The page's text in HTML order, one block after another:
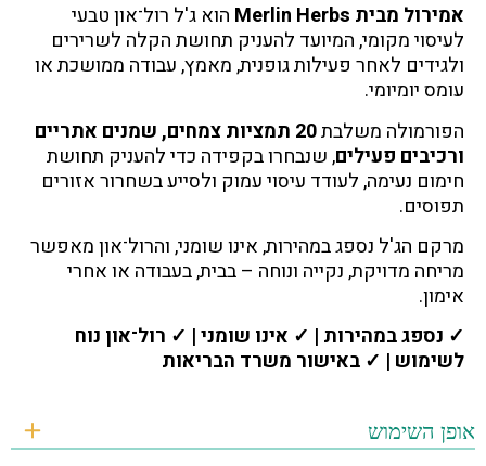
אמירול מבית Merlin Herbs
הוא ג'ל רול־און טבעי
לעיסוי מקומי, המיועד להעניק תחושת הקלה לשרירים
ולגידים לאחר פעילות גופנית, מאמץ, עבודה ממושכת או
עומס יומיומי.
הפורמולה משלבת
20 תמציות צמחים, שמנים אתריים
ורכיבים פעילים, שנבחרו בקפידה כדי להעניק תחושת
חימום נעימה, לעודד עיסוי עמוק ולסייע בשחרור אזורים
תפוסים.
מרקם הג'ל נספג במהירות, אינו שומני, והרול־און מאפשר
מריחה מדויקת, נקייה ונוחה – בבית, בעבודה או אחרי
אימון.
✓ נספג במהירות | ✓ אינו שומני | ✓ רול־און נוח
לשימוש | ✓ באישור משרד הבריאות
אופן השימוש